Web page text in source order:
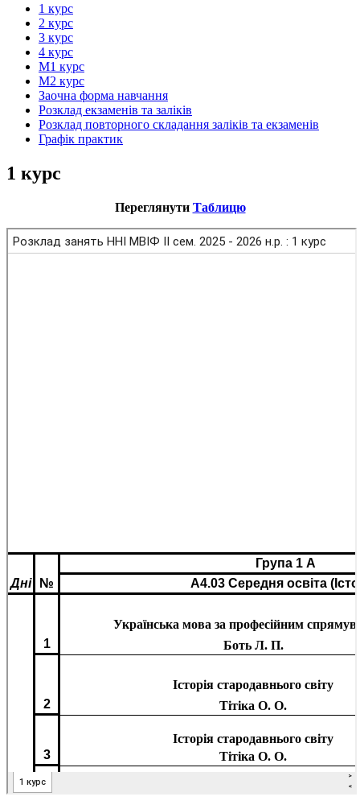
1 курс
2 курс
3 курс
4 курс
М1 курс
М2 курс
Заочна форма навчання
Розклад екзаменів та заліків
Розклад повторного складання заліків та екзаменів
Графік практик
1 курс
Переглянути Таблицю